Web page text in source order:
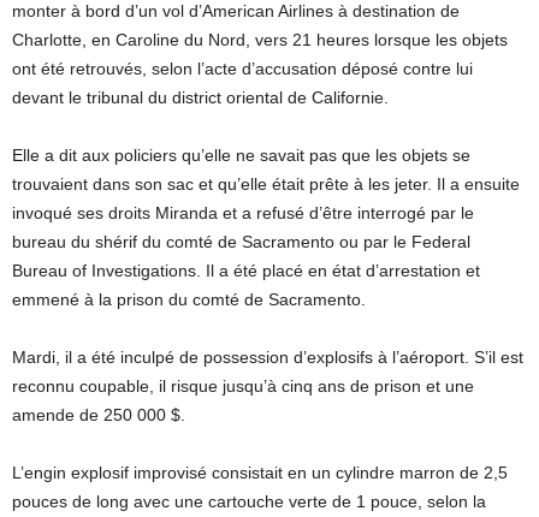
monter à bord d’un vol d’American Airlines à destination de
Charlotte, en Caroline du Nord, vers 21 heures lorsque les objets
ont été retrouvés, selon l’acte d’accusation déposé contre lui
devant le tribunal du district oriental de Californie.
Elle a dit aux policiers qu’elle ne savait pas que les objets se
trouvaient dans son sac et qu’elle était prête à les jeter. Il a ensuite
invoqué ses droits Miranda et a refusé d’être interrogé par le
bureau du shérif du comté de Sacramento ou par le Federal
Bureau of Investigations. Il a été placé en état d’arrestation et
emmené à la prison du comté de Sacramento.
Mardi, il a été inculpé de possession d’explosifs à l’aéroport. S’il est
reconnu coupable, il risque jusqu’à cinq ans de prison et une
amende de 250 000 $.
L’engin explosif improvisé consistait en un cylindre marron de 2,5
pouces de long avec une cartouche verte de 1 pouce, selon la